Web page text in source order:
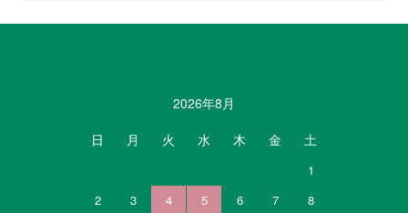
2026年8月
日
月 火 水 木 金 土
1
2
3 4 5 6 7
8